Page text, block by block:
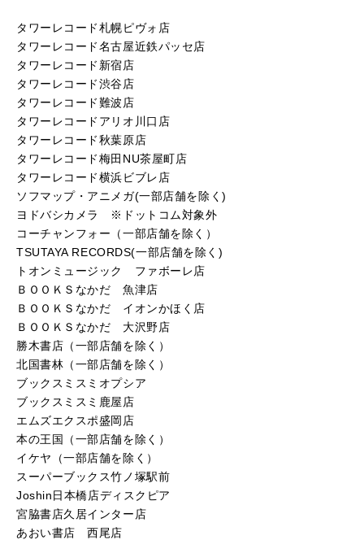
タワーレコード札幌ピヴォ店
タワーレコード名古屋近鉄パッセ店
タワーレコード新宿店
タワーレコード渋谷店
タワーレコード難波店
タワーレコードアリオ川口店
タワーレコード秋葉原店
タワーレコード梅田NU茶屋町店
タワーレコード横浜ビブレ店
ソフマップ・アニメガ(一部店舗を除く)
ヨドバシカメラ ※ドットコム対象外
コーチャンフォー（一部店舗を除く）
TSUTAYA RECORDS(一部店舗を除く)
トオンミュージック ファボーレ店
ＢＯＯＫＳなかだ 魚津店
ＢＯＯＫＳなかだ イオンかほく店
ＢＯＯＫＳなかだ 大沢野店
勝木書店（一部店舗を除く）
北国書林（一部店舗を除く）
ブックスミスミオプシア
ブックスミスミ鹿屋店
エムズエクスポ盛岡店
本の王国（一部店舗を除く）
イケヤ（一部店舗を除く）
スーパーブックス竹ノ塚駅前
Joshin日本橋店ディスクピア
宮脇書店久居インター店
あおい書店 西尾店